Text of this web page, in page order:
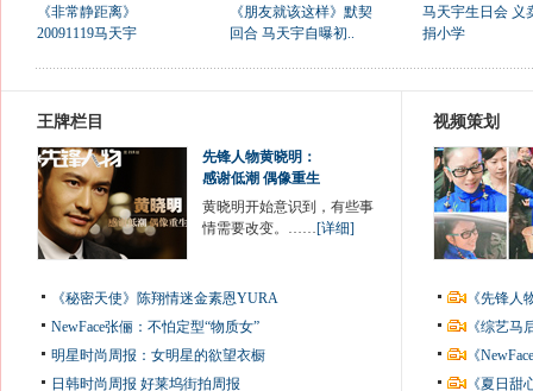
《非常静距离》
20091119马天宇
《朋友就该这样》默契
回合 马天宇自曝初..
马天宇生日会 义
捐小学
王牌栏目
先锋人物黄晓明：
感谢低潮 偶像重生
黄晓明开始意识到，有些事
情需要改变。……[详细]
《秘密天使》陈翔情迷金素恩YURA
NewFace张俪：不怕定型“物质女”
明星时尚周报：女明星的欲望衣橱
日韩时尚周报 好莱坞街拍周报
视频策划
《先锋
《综艺
《
《夏日